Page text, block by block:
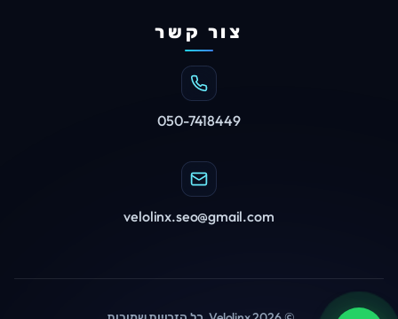
צור קשר
050-7418449
velolinx.seo@gmail.com